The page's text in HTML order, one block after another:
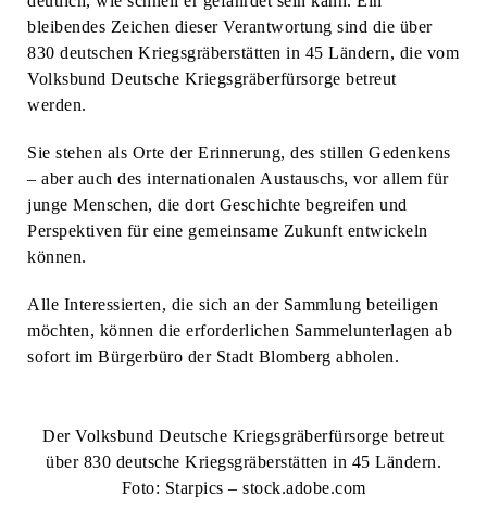
bleibendes Zeichen dieser Verantwortung sind die über
830 deutschen Kriegsgräberstätten in 45 Ländern, die vom
Volksbund Deutsche Kriegsgräberfürsorge betreut
werden.
Sie stehen als Orte der Erinnerung, des stillen Gedenkens
– aber auch des internationalen Austauschs, vor allem für
junge Menschen, die dort Geschichte begreifen und
Perspektiven für eine gemeinsame Zukunft entwickeln
können.
Alle Interessierten, die sich an der Sammlung beteiligen
möchten, können die erforderlichen Sammelunterlagen ab
sofort im Bürgerbüro der Stadt Blomberg abholen.
Der Volksbund Deutsche Kriegsgräberfürsorge betreut
über 830 deutsche Kriegsgräberstätten in 45 Ländern.
Foto: Starpics – stock.adobe.com